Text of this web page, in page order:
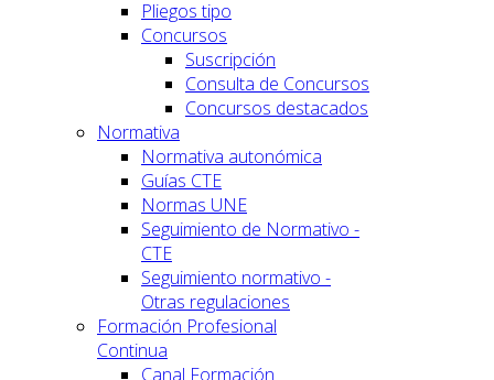
Pliegos tipo
Concursos
Suscripción
Consulta de Concursos
Concursos destacados
Normativa
Normativa autonómica
Guías CTE
Normas UNE
Seguimiento de Normativo -
CTE
Seguimiento normativo -
Otras regulaciones
Formación Profesional
Continua
Canal Formación